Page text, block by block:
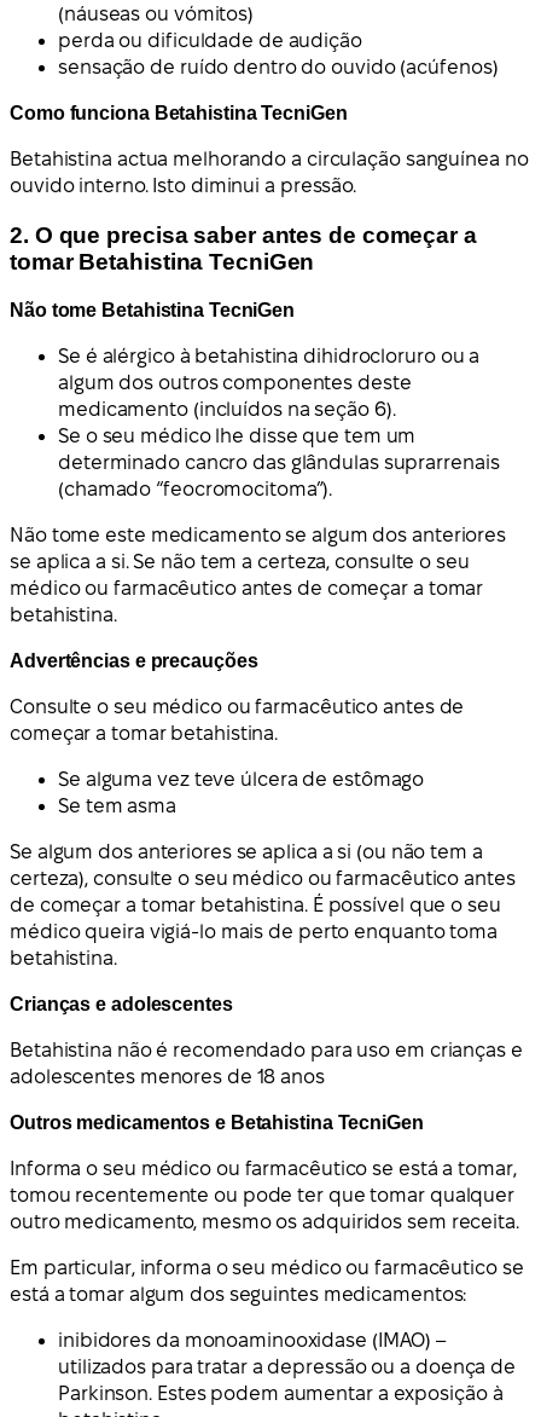
(náuseas ou vómitos)
perda ou dificuldade de audição
sensação de ruído dentro do ouvido (acúfenos)
Como funciona Betahistina TecniGen
Betahistina actua melhorando a circulação sanguínea no
ouvido interno. Isto diminui a pressão.
2. O que precisa saber antes de começar a
tomar Betahistina TecniGen
Não tome Betahistina TecniGen
Se é alérgico à betahistina dihidrocloruro ou a
algum dos outros componentes deste
medicamento (incluídos na seção 6).
Se o seu médico lhe disse que tem um
determinado cancro das glândulas suprarrenais
(chamado “feocromocitoma”).
Não tome este medicamento se algum dos anteriores
se aplica a si. Se não tem a certeza, consulte o seu
médico ou farmacêutico antes de começar a tomar
betahistina.
Advertências e precauções
Consulte o seu médico ou farmacêutico antes de
começar a tomar betahistina.
Se alguma vez teve úlcera de estômago
Se tem asma
Se algum dos anteriores se aplica a si (ou não tem a
certeza), consulte o seu médico ou farmacêutico antes
de começar a tomar betahistina. É possível que o seu
médico queira vigiá-lo mais de perto enquanto toma
betahistina.
Crianças e adolescentes
Betahistina não é recomendado para uso em crianças e
adolescentes menores de 18 anos
Outros medicamentos e Betahistina TecniGen
Informa o seu médico ou farmacêutico se está a tomar,
tomou recentemente ou pode ter que tomar qualquer
outro medicamento, mesmo os adquiridos sem receita.
Em particular, informa o seu médico ou farmacêutico se
está a tomar algum dos seguintes medicamentos:
inibidores da monoaminooxidase (IMAO) –
utilizados para tratar a depressão ou a doença de
Parkinson. Estes podem aumentar a exposição à